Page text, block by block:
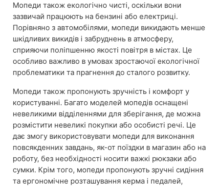
Мопеди також екологічно чисті, оскільки вони
зазвичай працюють на бензині або електриці.
Порівняно з автомобілями, мопеди викидають менше
шкідливих викидів і забруднень в атмосферу,
сприяючи поліпшенню якості повітря в містах. Це
особливо важливо в умовах зростаючої екологічної
проблематики та прагнення до сталого розвитку.
Мопеди також пропонують зручність і комфорт у
користуванні. Багато моделей мопедів оснащені
невеликими відділеннями для зберігання, де можна
розмістити невеликі покупки або особисті речі. Це
дає змогу використовувати мопеди для виконання
повсякденних завдань, як-от поїздки в магазин або на
роботу, без необхідності носити важкі рюкзаки або
сумки. Крім того, мопеди пропонують зручні сидіння
та ергономічне розташування керма і педалей,